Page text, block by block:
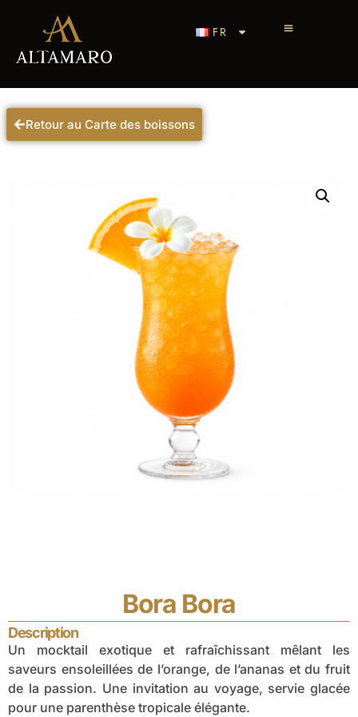
FR
Retour au Carte des boissons
Bora Bora
Description
Un mocktail exotique et rafraîchissant mêlant les
saveurs ensoleillées de l’orange, de l’ananas et du fruit
de la passion. Une invitation au voyage, servie glacée
pour une parenthèse tropicale élégante.